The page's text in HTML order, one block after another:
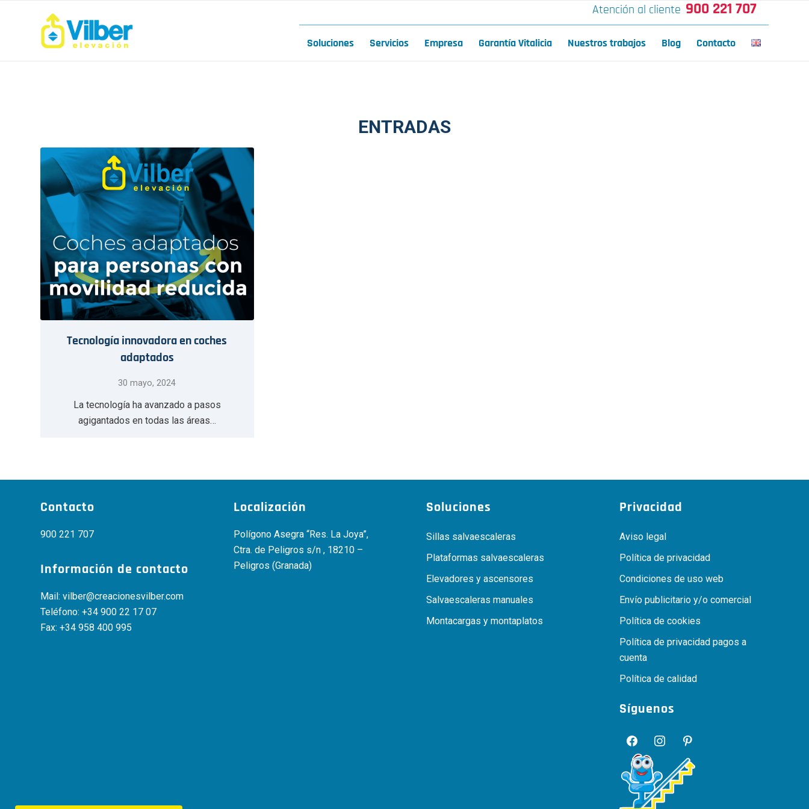
Atención al cliente 900 221 707
Soluciones Servicios Empresa Garantía Vitalicia Nuestros trabajos Blog Contacto
ENTRADAS
Tecnología innovadora en coches
adaptados
30 mayo, 2024
La tecnología ha avanzado a pasos
agigantados en todas las áreas…
Contacto
900 221 707
Información de contacto
Mail: vilber@creacionesvilber.com
Teléfono: +34 900 22 17 07
Fax: +34 958 400 995
Localización
Polígono Asegra “Res. La Joya”,
Ctra. de Peligros s/n , 18210 –
Peligros (Granada)
Soluciones
Sillas salvaescaleras
Plataformas salvaescaleras
Elevadores y ascensores
Salvaescaleras manuales
Montacargas y montaplatos
Privacidad
Aviso legal
Política de privacidad
Condiciones de uso web
Envío publicitario y/o comercial
Política de cookies
Política de privacidad pagos a
cuenta
Política de calidad
Síguenos
facebookinstagrampinterest